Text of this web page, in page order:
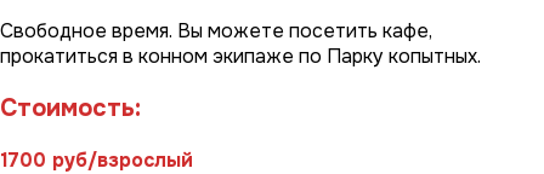
Свободное время. Вы можете посетить кафе,
прокатиться в конном экипаже по Парку копытных.
Стоимость:
1700 руб/взрослый